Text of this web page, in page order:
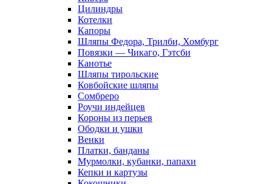
Цилиндры
Котелки
Капоры
Шляпы Федора, Трилби, Хомбург
Повязки — Чикаго, Гэтсби
Канотье
Шляпы тирольские
Ковбойские шляпы
Сомбреро
Роучи индейцев
Короны из перьев
Ободки и ушки
Венки
Платки, банданы
Мурмолки, кубанки, папахи
Кепки и картузы